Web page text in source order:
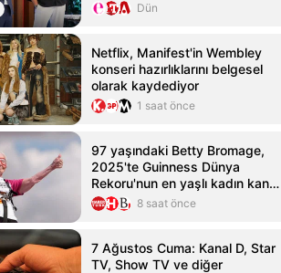
Dün
Netflix, Manifest'in Wembley
konseri hazırlıklarını belgesel
olarak kaydediyor
1 saat önce
97 yaşındaki Betty Bromage,
2025'te Guinness Dünya
Rekoru'nun en yaşlı kadın kanat
yürüyüşçüsüne sahip oldu
8 saat önce
7 Ağustos Cuma: Kanal D, Star
TV, Show TV ve diğer